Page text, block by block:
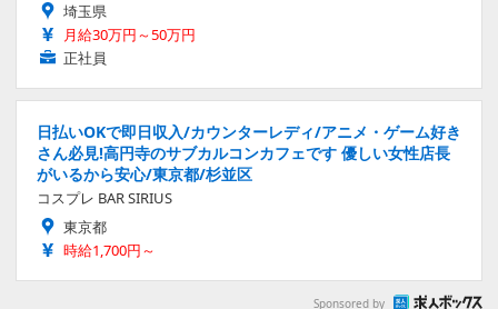
埼玉県
月給30万円～50万円
正社員
日払いOKで即日収入/カウンターレディ/アニメ・ゲーム好き
さん必見!高円寺のサブカルコンカフェです 優しい女性店長
がいるから安心/東京都/杉並区
コスプレ BAR SIRIUS
東京都
時給1,700円～
Sponsored by